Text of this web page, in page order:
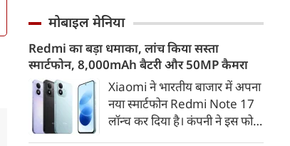
गलत ठहराना उचित नहीं है। उन्होंने
कहा कि Gen Z सरकार का हिस्सा है
और इसी पीढ़ी के जनादेश की वजह
से मौजूदा सरकार लंबे समय से सत्ता
में है।
और गाजियाबाद के कई इलाकों में
जिसके चलते कई प्रमुख मार्गों पर
लंबा ट्रैफिक जाम लग गया। भारी
बारिश के कारण लोगों को अपने
गंतव्य तक पहुंचने में काफी परेशानी
का सामना करना पड़ा।
मोबाइल मेनिया
Redmi का बड़ा धमाका, लांच किया सस्ता
स्मार्टफोन, 8,000mAh बैटरी और 50MP कैमरा
Xiaomi ने भारतीय बाजार में अपना
नया स्मार्टफोन Redmi Note 17
लॉन्च कर दिया है। कंपनी ने इस फोन